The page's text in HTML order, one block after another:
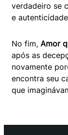
verdadeiro se
e
No fim, Amor
após as
novamente
encontra seu
que